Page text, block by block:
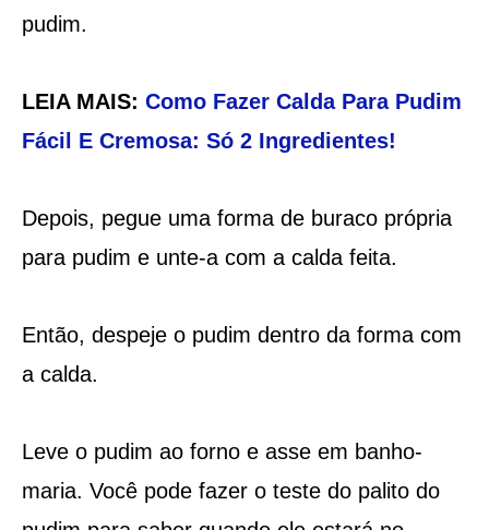
pudim.
LEIA MAIS: Como Fazer Calda Para Pudim
Fácil E Cremosa: Só 2 Ingredientes!
Depois, pegue uma forma de buraco própria
para pudim e unte-a com a calda feita.
Então, despeje o pudim dentro da forma com
a calda.
Leve o pudim ao forno e asse em banho-
maria. Você pode fazer o teste do palito do